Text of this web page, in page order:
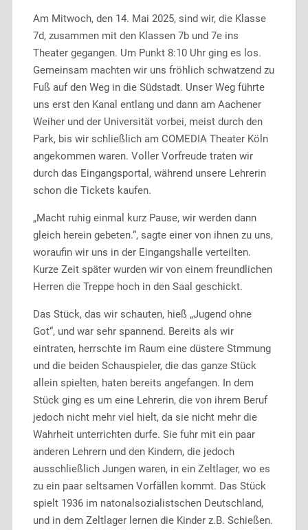
Am Mitwoch, den 14. Mai 2025, sind wir, die Klasse
7d, zusammen mit den Klassen 7b und 7e ins
Theater gegangen. Um Punkt 8:10 Uhr ging es los.
Gemeinsam machten wir uns fröhlich schwatzend zu
Fuß auf den Weg in die Südstadt. Unser Weg führte
uns erst den Kanal entlang und dann am Aachener
Weiher und der Universität vorbei, meist durch den
Park, bis wir schließlich am COMEDIA Theater Köln
angekommen waren. Voller Vorfreude traten wir
durch das Eingangsportal, während unsere Lehrerin
schon die Tickets kaufen.
„Macht ruhig einmal kurz Pause, wir werden dann
gleich herein gebeten.“, sagte einer von ihnen zu uns,
woraufin wir uns in der Eingangshalle verteilten.
Kurze Zeit später wurden wir von einem freundlichen
Herren die Treppe hoch in den Saal geschickt.
Das Stück, das wir schauten, hieß „Jugend ohne
Got“, und war sehr spannend. Bereits als wir
eintraten, herrschte im Raum eine düstere Stmmung
und die beiden Schauspieler, die das ganze Stück
allein spielten, haten bereits angefangen. In dem
Stück ging es um eine Lehrerin, die von ihrem Beruf
jedoch nicht mehr viel hielt, da sie nicht mehr die
Wahrheit unterrichten durfe. Sie fuhr mit ein paar
anderen Lehrern und den Kindern, die jedoch
ausschließlich Jungen waren, in ein Zeltlager, wo es
zu ein paar seltsamen Vorfällen kommt. Das Stück
spielt 1936 im natonalsozialistschen Deutschland,
und in dem Zeltlager lernen die Kinder z.B. Schießen.